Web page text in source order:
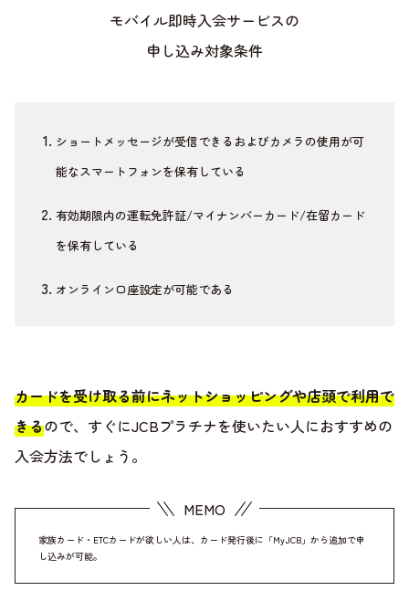
モバイル即時入会サービスの
申し込み対象条件
ショートメッセージが受信できるおよびカメラの使用が可
能なスマートフォンを保有している
有効期限内の運転免許証/マイナンバーカード/在留カード
を保有している
オンライン口座設定が可能である
カードを受け取る前にネットショッピングや店頭で利用で
きるので、すぐにJCBプラチナを使いたい人におすすめの
入会方法でしょう。
家族カード・ETCカードが欲しい人は、カード発行後に「MyJCB」から追加で申
し込みが可能。